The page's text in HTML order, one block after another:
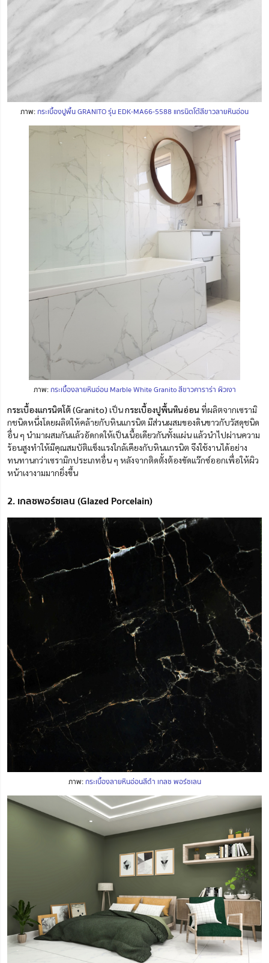
ภาพ:กระเบื้องปูพื้น GRANITO รุ่น EDK-MA66-5588 แกรนิตโต้สีขาวลายหินอ่อน
ภาพ:กระเบื้องลายหินอ่อน Marble White Granito สีขาวคาราร่า ผิวเงา
กระเบื้องแกรนิตโต้(Granito) เป็นกระเบื้องปูพื้นหินอ่อนที่ผลิตจากเซรามิ
กชนิดหนึ่งโดยผลิตให้คล้ายกับหินแกรนิต มีส่วนผสมของดินขาวกับวัสดุชนิด
อื่น ๆ นำมาผสมกันแล้วอัดกดให้เป็นเนื้อเดียวกันทั้งแผ่น แล้วนำไปผ่านความ
ร้อนสูงทำให้มีคุณสมบัติแข็งแรงใกล้เคียงกับหินแกรนิต จึงใช้งานได้อย่าง
ทนทานกว่าเซรามิกประเภทอื่น ๆ หลังจากติดตั้งต้องขัดแว๊กซ์ออกเพื่อให้ผิว
หน้าเงางามมากยิ่งขึ้น
2. เกลซพอร์ซเลน (Glazed Porcelain)
ภาพ:กระเบื้องลายหินอ่อนสีดำ เกลซ พอร์ซเลน